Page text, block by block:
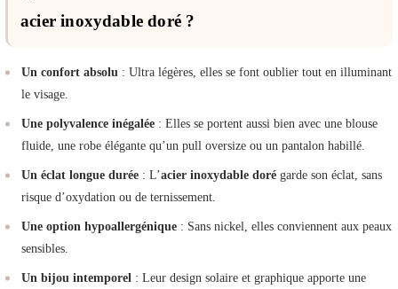
acier inoxydable doré ?
Un confort absolu : Ultra légères, elles se font oublier tout en illuminant
le visage.
Une polyvalence inégalée : Elles se portent aussi bien avec une blouse
fluide, une robe élégante qu’un pull oversize ou un pantalon habillé.
Un éclat longue durée : L’acier inoxydable doré garde son éclat, sans
risque d’oxydation ou de ternissement.
Une option hypoallergénique : Sans nickel, elles conviennent aux peaux
sensibles.
Un bijou intemporel : Leur design solaire et graphique apporte une